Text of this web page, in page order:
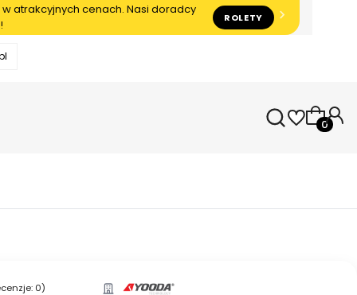
atrakcyjnych cenach. Nasi doradcy
ROLETY
0)